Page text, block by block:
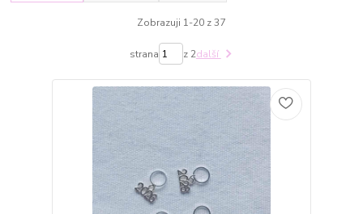
Zobrazuji 1-20 z 37
strana z 2další